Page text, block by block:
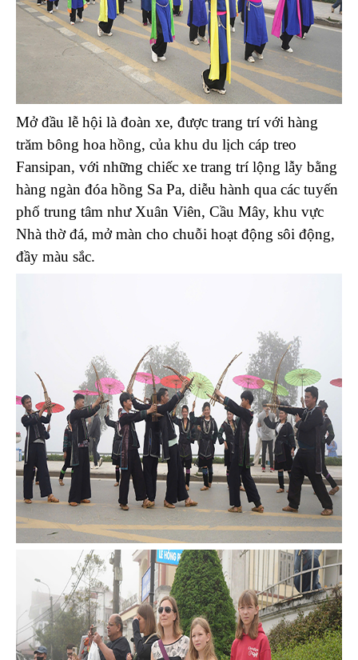
Mở đầu lễ hội là đoàn xe, được trang trí với hàng
trăm bông hoa hồng, của khu du lịch cáp treo
Fansipan, với những chiếc xe trang trí lộng lẫy bằng
hàng ngàn đóa hồng Sa Pa, diễu hành qua các tuyến
phố trung tâm như Xuân Viên, Cầu Mây, khu vực
Nhà thờ đá, mở màn cho chuỗi hoạt động sôi động,
đầy màu sắc.